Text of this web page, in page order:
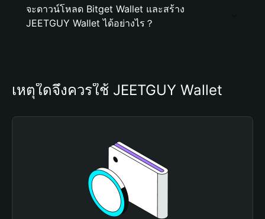
จะดาวน์โหลด Bitget Wallet และสร้าง
JEETGUY Wallet ได้อย่างไร？
เหตุใดจึงควรใช้ JEETGUY Wallet